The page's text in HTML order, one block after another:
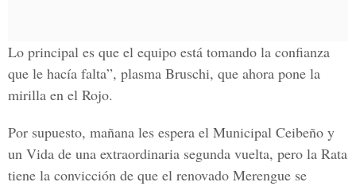
Lo principal es que el equipo está tomando la confianza
que le hacía falta”, plasma Bruschi, que ahora pone la
mirilla en el Rojo.
Por supuesto, mañana les espera el Municipal Ceibeño y
un Vida de una extraordinaria segunda vuelta, pero la Rata
tiene la convicción de que el renovado Merengue se